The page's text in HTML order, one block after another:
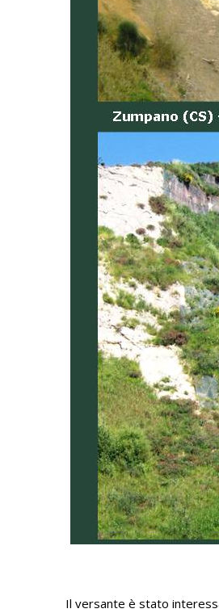
Il versante è stato